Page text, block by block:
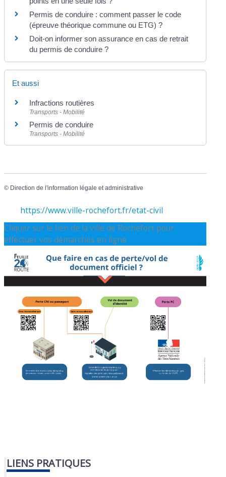
Permis de conduire : comment passer le code
(épreuve théorique commune ou ETG) ?
Doit-on informer son assurance en cas de retrait
du permis de conduire ?
Et aussi
Infractions routières
Transports - Mobilité
Permis de conduire
Transports - Mobilité
© Direction de l'information légale et administrative
https://www.ville-rochefort.fr/etat-civil
Cliquer sur le lien de la ville de Rochefort pour
effectuer vos démarches en ligne
LIENS PRATIQUES